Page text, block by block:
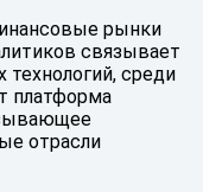
рынки
связывает
технологий, среди
платформа
отрасли